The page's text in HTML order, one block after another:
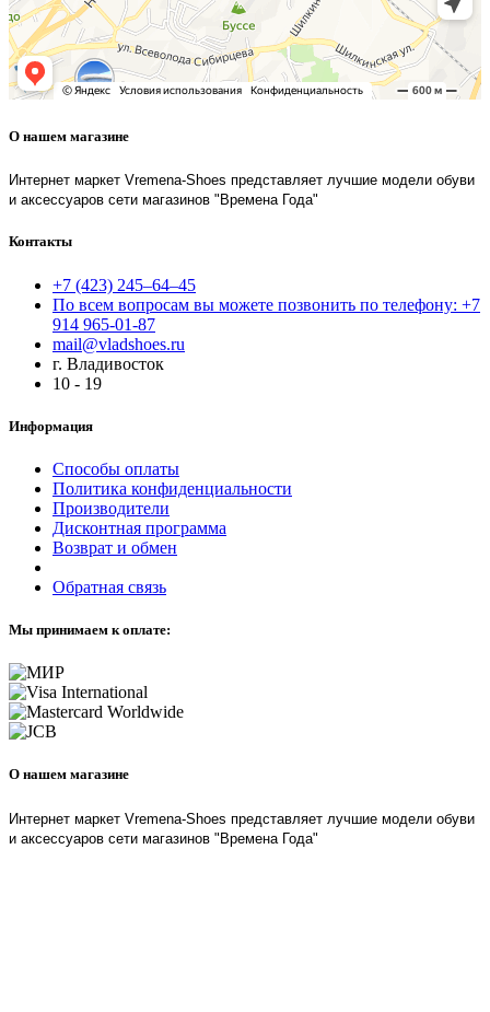
О нашем магазине
Интернет маркет Vremena-Shoes представляет лучшие модели обуви
и аксессуаров сети магазинов "Времена Года"
Контакты
+7 (423) 245–64–45
По всем вопросам вы можете позвонить по телефону: +7
914 965-01-87
mail@vladshoes.ru
г. Владивосток
10 - 19
Информация
Способы оплаты
Политика конфиденциальности
Производители
Дисконтная программа
Возврат и обмен
Обратная связь
Мы принимаем к оплате:
О нашем магазине
Интернет маркет Vremena-Shoes представляет лучшие модели обуви
и аксессуаров сети магазинов "Времена Года"